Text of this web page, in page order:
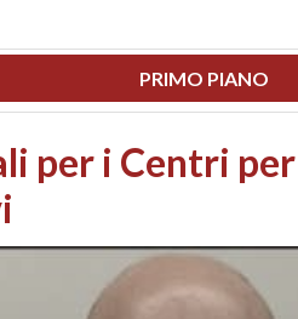
PRIMO PIANO
sequestrato un
abusi